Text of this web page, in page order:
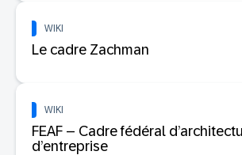
WIKI
Le cadre Zachman
WIKI
FEAF – Cadre fédéral
d’entreprise